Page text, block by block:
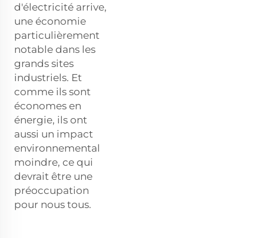
d'électricité arrive,
une économie
particulièrement
notable dans les
grands sites
industriels. Et
comme ils sont
économes en
énergie, ils ont
aussi un impact
environnemental
moindre, ce qui
devrait être une
préoccupation
pour nous tous.